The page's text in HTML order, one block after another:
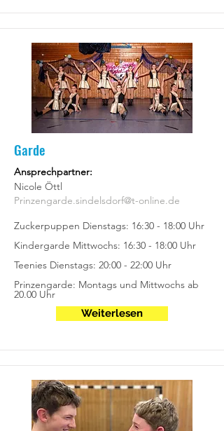
Garde
Ansprechpartner:
Nicole Öttl
Prinzengarde.sindelsdorf@t-online.de
Zuckerpuppen Dienstags: 16:30 - 18:00 Uhr
Kindergarde Mittwochs: 16:30 - 18:00 Uhr
Teenies Dienstags: 20:00 - 22:00 Uhr
Prinzengarde: Montags und Mittwochs ab
20.00 Uhr
Weiterlesen